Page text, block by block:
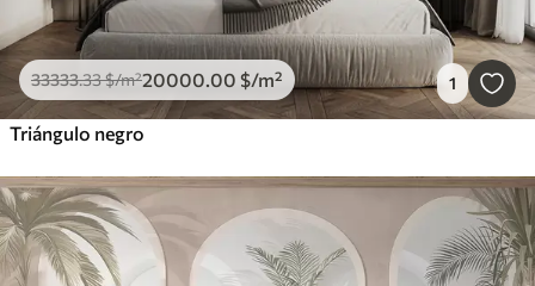
33333.33$/m²20000.00 $/m² 1
Triángulo negro